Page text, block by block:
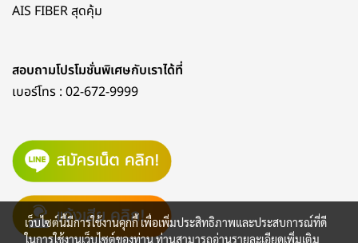
AIS FIBER สุดคุ้ม
สอบถามโปรโมชั่นพิเศษกับเราได้ที่
เบอร์โทร : 02-672-9999
เว็บไซต์นี้มีการใช้งานคุกกี้ เพื่อเพิ่มประสิทธิภาพและประสบการณ์ที่ดี
ในการใช้งานเว็บไซต์ของท่าน ท่านสามารถอ่านรายละเอียดเพิ่มเติม